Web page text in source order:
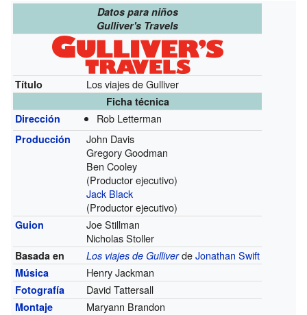
Datos para niños
Gulliver's Travels
Título Los viajes de Gulliver
Ficha técnica
Dirección
Rob Letterman
Producción
John Davis
Gregory Goodman
Ben Cooley
(Productor ejecutivo)
Jack Black
(Productor ejecutivo)
Guion
Joe Stillman
Nicholas Stoller
Basada en Los viajes de GulliverdeJonathan Swift
Música Henry Jackman
Fotografía David Tattersall
Montaje Maryann Brandon